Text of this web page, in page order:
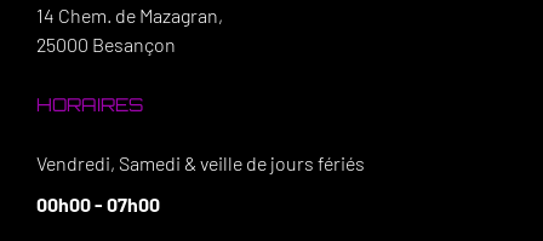
14 Chem. de Mazagran,
25000 Besançon
HORAIRES
Vendredi, Samedi & veille de jours fériés
00h00 - 07h00